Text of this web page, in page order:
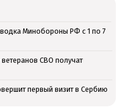
Минобороны РФ с 1 по 7
ветеранов СВО получат
первый визит в Сербию